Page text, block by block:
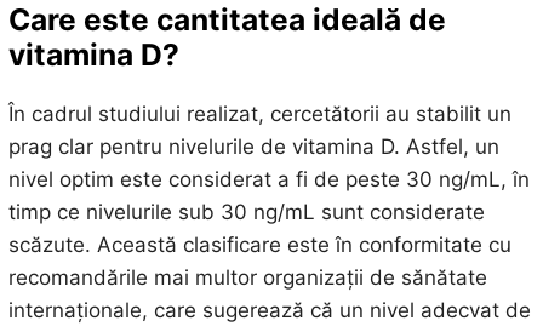
Care este cantitatea ideală de
vitamina D?
În cadrul studiului realizat, cercetătorii au stabilit un
prag clar pentru nivelurile de vitamina D. Astfel, un
nivel optim este considerat a fi de peste 30 ng/mL, în
timp ce nivelurile sub 30 ng/mL sunt considerate
scăzute. Această clasificare este în conformitate cu
recomandările mai multor organizații de sănătate
internaționale, care sugerează că un nivel adecvat de